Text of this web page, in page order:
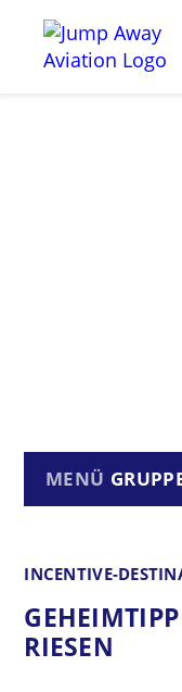
INCENTIVE-
RIESEN